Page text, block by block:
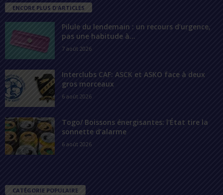
ENCORE PLUS D'ARTICLES
Pilule du lendemain : un recours d’urgence,
pas une habitude à...
7 août 2026
Interclubs CAF: ASCK et ASKO face à deux
gros morceaux
6 août 2026
Togo/ Boissons énergisantes: l’État tire la
sonnette d’alarme
6 août 2026
CATÉGORIE POPULAIRE